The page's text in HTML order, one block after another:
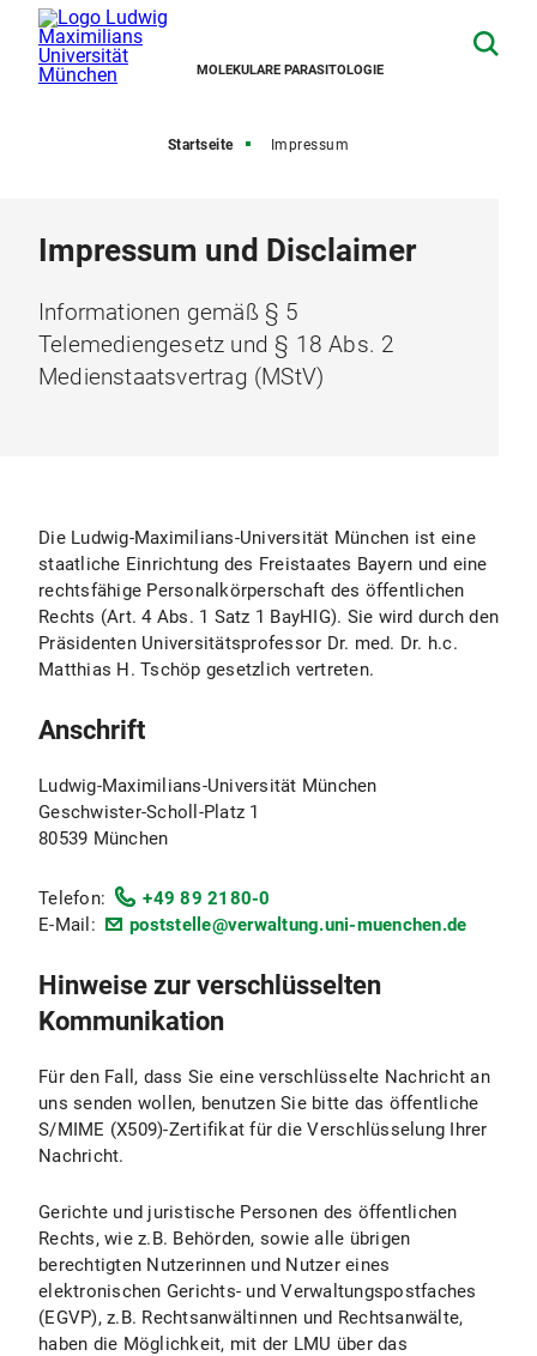
MOLEKULARE PARASITOLOGIE
Startseite Impressum
Impressum und Disclaimer
Informationen gemäß § 5
Telemediengesetz und § 18 Abs. 2
Medienstaatsvertrag (MStV)
Die Ludwig-Maximilians-Universität München ist eine
staatliche Einrichtung des Freistaates Bayern und eine
rechtsfähige Personalkörperschaft des öffentlichen
Rechts (Art. 4 Abs. 1 Satz 1 BayHIG). Sie wird durch den
Präsidenten Universitätsprofessor Dr. med. Dr. h.c.
Matthias H. Tschöp gesetzlich vertreten.
Anschrift
Ludwig-Maximilians-Universität München
Geschwister-Scholl-Platz 1
80539 München
Telefon:
+49 89 2180-0
E-Mail:
poststelle@verwaltung.uni-muenchen.de
Hinweise zur verschlüsselten
Kommunikation
Für den Fall, dass Sie eine verschlüsselte Nachricht an
uns senden wollen, benutzen Sie bitte das öffentliche
S/MIME (X509)-Zertifikat für die Verschlüsselung Ihrer
Nachricht.
Gerichte und juristische Personen des öffentlichen
Rechts, wie z.B. Behörden, sowie alle übrigen
berechtigten Nutzerinnen und Nutzer eines
elektronischen Gerichts- und Verwaltungspostfaches
(EGVP), z.B. Rechtsanwältinnen und Rechtsanwälte,
haben die Möglichkeit, mit der LMU über das